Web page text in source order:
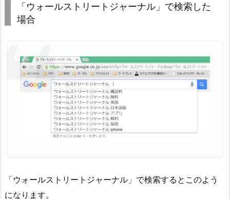
「ウォールストリートジャーナル」で検索した
場合
「ウォールストリートジャーナル」で検索するとこのよう
になります。